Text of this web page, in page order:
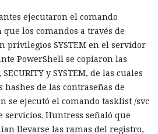
un 22% más de solicitudes
las aplicaciones.
la unificación de la carga útil
solicitudes de precarga, un
estáticos, la herramienta de
que muestra los
con soporte de
IA, límites propios de manejo de
ejecutaron el comando
los comandos a través de
privilegios SYSTEM en el servidor
PowerShell se copiaron las
y SYSTEM, de las cuales
de las contraseñas de
se ejecutó el comando tasklist /svc
Huntress señaló que
llevarse las ramas del registro,